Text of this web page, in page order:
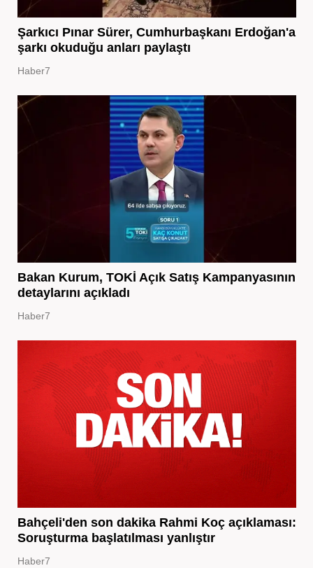
Şarkıcı Pınar Sürer, Cumhurbaşkanı Erdoğan'a
şarkı okuduğu anları paylaştı
Haber7
Bakan Kurum, TOKİ Açık Satış Kampanyasının
detaylarını açıkladı
Haber7
Bahçeli'den son dakika Rahmi Koç açıklaması:
Soruşturma başlatılması yanlıştır
Haber7